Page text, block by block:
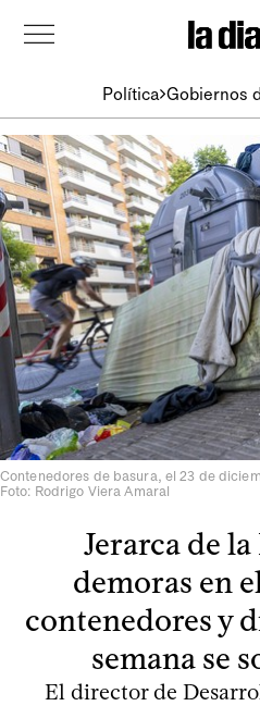
Política Gobiernos
Contenedores de basura, el 23 de
Foto: Rodrigo Viera Amaral
Jerarca de
demoras en
contenedores y
semana se
El director de